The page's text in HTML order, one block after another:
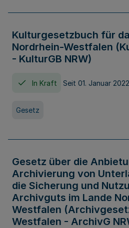
Kulturgesetzbuch für
Nordrhein-Westfalen
- KulturGB NRW)
In Kraft Seit 01. Januar 2022
Gesetz
Gesetz über die
Archivierung von
die Sicherung und
Archivguts im Lande
Westfalen
Westfalen - ArchivG